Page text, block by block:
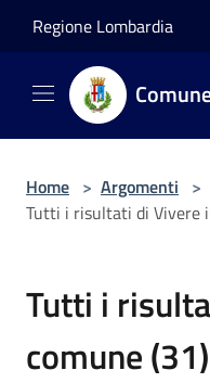
Regione Lombardia
Home > Argomenti >
Tutti i risultati di Vivere
Tutti i
comune (31)